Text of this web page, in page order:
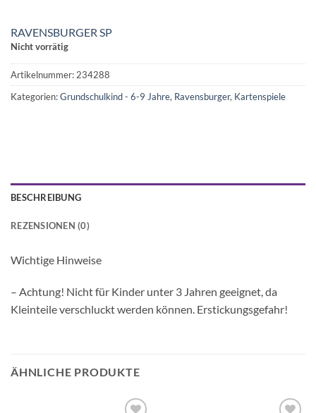
RAVENSBURGER SP
Nicht vorrätig
Artikelnummer: 234288
Kategorien:Grundschulkind - 6-9 Jahre, Ravensburger, Kartenspiele
BESCHREIBUNG
REZENSIONEN (0)
Wichtige Hinweise
– Achtung! Nicht für Kinder unter 3 Jahren geeignet, da
Kleinteile verschluckt werden können. Erstickungsgefahr!
ÄHNLICHE PRODUKTE